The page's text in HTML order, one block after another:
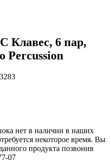
Клавес, 6 пар,
Percussion
нет в наличии в наших
некоторое время. Вы
продукта позвонив
07